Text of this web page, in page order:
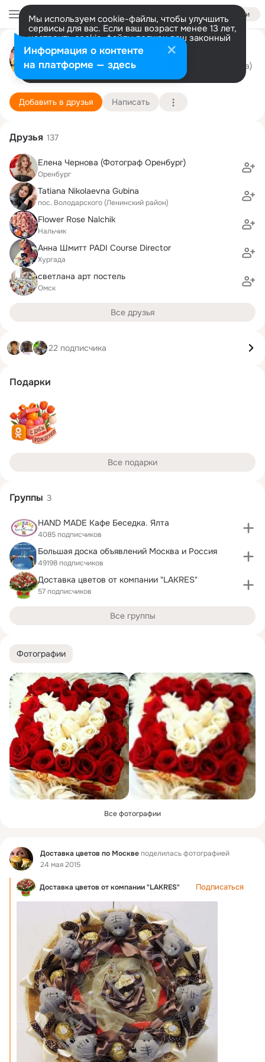
Войти
Мы используем cookie-файлы, чтобы улучшить
сервисы для вас. Если ваш возраст менее 13 лет,
настроить cookie-файлы должен ваш законный
представитель. Больше информации
Разрешить все Настроить
Доставка цветов по Москве
Приём заказов 89654341110 или на сайте
10 декабря (42 года)
Подробнее
Добавить в друзья Написать
Фотографии
Все фотографии
Фид Доставка цветов по Москвеподелилась фотографией
24 мая 2015
Доставка цветов от компании "LAKRES" Подписаться
Друзья 137
Елена Чернова (Фотограф Оренбург)
Оренбург
Tatiana Nikolaevna Gubina
пос. Володарского (Ленинский район)
Flower Rose Nalchik
Нальчик
Анна Шмитт PADI Course Director
Хургада
светлана арт постель
Омск
Все друзья
22 подписчика
Подарки
Все подарки
Группы 3
HAND MADE Кафе Беседка. Ялта
4085 подписчиков
Большая доска объявлений Москва и Россия
49198 подписчиков
Доставка цветов от компании "LAKRES"
57 подписчиков
Все группы
Информация о контенте
на платформе — здесь